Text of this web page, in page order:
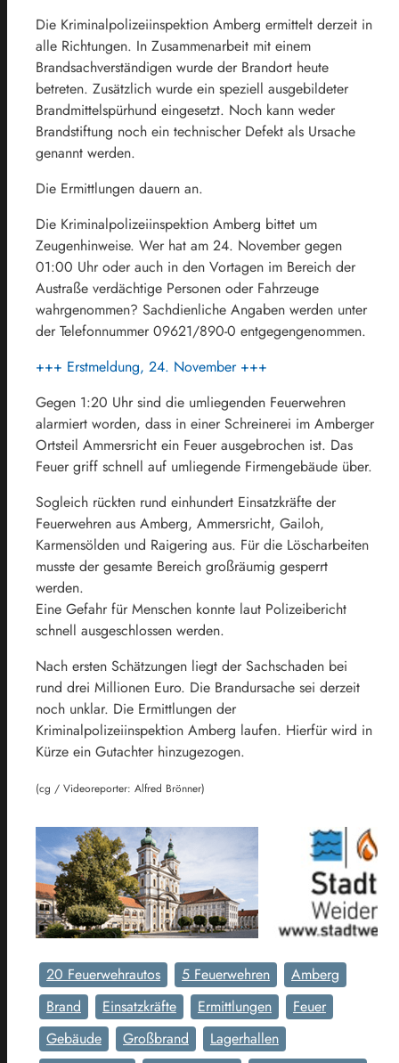
Die Kriminalpolizeiinspektion Amberg ermittelt derzeit in
alle Richtungen. In Zusammenarbeit mit einem
Brandsachverständigen wurde der Brandort heute
betreten. Zusätzlich wurde ein speziell ausgebildeter
Brandmittelspürhund eingesetzt. Noch kann weder
Brandstiftung noch ein technischer Defekt als Ursache
genannt werden.
Die Ermittlungen dauern an.
Die Kriminalpolizeiinspektion Amberg bittet um
Zeugenhinweise. Wer hat am 24. November gegen
01:00 Uhr oder auch in den Vortagen im Bereich der
Austraße verdächtige Personen oder Fahrzeuge
wahrgenommen? Sachdienliche Angaben werden unter
der Telefonnummer 09621/890-0 entgegengenommen.
+++ Erstmeldung, 24. November +++
Gegen 1:20 Uhr sind die umliegenden Feuerwehren
alarmiert worden, dass in einer Schreinerei im Amberger
Ortsteil Ammersricht ein Feuer ausgebrochen ist. Das
Feuer griff schnell auf umliegende Firmengebäude über.
Sogleich rückten rund einhundert Einsatzkräfte der
Feuerwehren aus Amberg, Ammersricht, Gailoh,
Karmensölden und Raigering aus. Für die Löscharbeiten
musste der gesamte Bereich großräumig gesperrt
werden.
Eine Gefahr für Menschen konnte laut Polizeibericht
schnell ausgeschlossen werden.
Nach ersten Schätzungen liegt der Sachschaden bei
rund drei Millionen Euro. Die Brandursache sei derzeit
noch unklar. Die Ermittlungen der
Kriminalpolizeiinspektion Amberg laufen. Hierfür wird in
Kürze ein Gutachter hinzugezogen.
(cg / Videoreporter: Alfred Brönner)
20 Feuerwehrautos 5 Feuerwehren
Amberg
Brand
Einsatzkräfte Ermittlungen
Feuer
Gebäude
Großbrand
Lagerhallen